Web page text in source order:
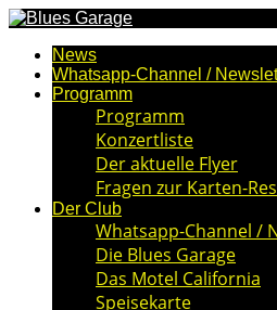
News
Whatsapp-Channel /
Programm
Programm
Konzertliste
Der aktuelle Flyer
Fragen zur Karten-
Der Club
Whatsapp-Channel /
Die Blues Garage
Das Motel California
Speisekarte